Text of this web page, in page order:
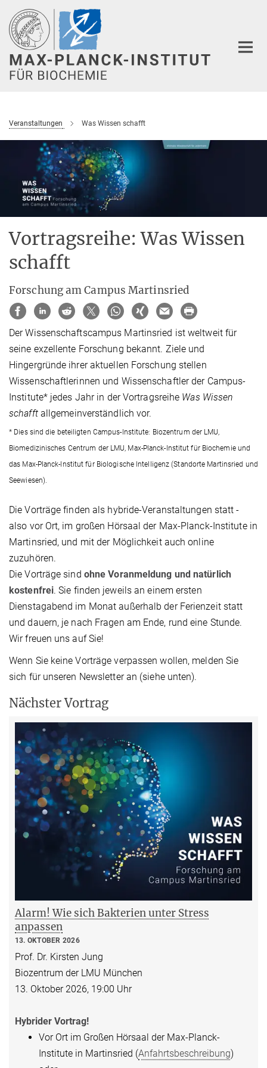
Hauptinhalt
Veranstaltungen Was Wissen schafft
Vortragsreihe: Was Wissen
schafft
Forschung am Campus Martinsried
Der Wissenschaftscampus Martinsried ist weltweit für
seine exzellente Forschung bekannt. Ziele und
Hingergründe ihrer aktuellen Forschung stellen
Wissenschaftlerinnen und Wissenschaftler der Campus-
Institute* jedes Jahr in der Vortragsreihe Was Wissen
schafftallgemeinverständlich vor.
* Dies sind die beteiligten Campus-Institute: Biozentrum der LMU,
Biomedizinisches Centrum der LMU, Max-Planck-Institut für Biochemie und
das Max-Planck-Institut für Biologische Intelligenz (Standorte Martinsried und
Seewiesen).
Die Vorträge finden als hybride-Veranstaltungen statt -
also vor Ort, im großen Hörsaal der Max-Planck-Institute in
Martinsried, und mit der Möglichkeit auch online
zuzuhören.
Die Vorträge sind ohne Voranmeldung und natürlich
kostenfrei. Sie finden jeweils an einem ersten
Dienstagabend im Monat außerhalb der Ferienzeit statt
und dauern, je nach Fragen am Ende, rund eine Stunde.
Wir freuen uns auf Sie!
Wenn Sie keine Vorträge verpassen wollen, melden Sie
sich für unseren Newsletter an (siehe unten).
Nächster Vortrag
Alarm! Wie sich Bakterien unter Stress
anpassen
13. OKTOBER 2026
Prof. Dr. Kirsten Jung
Biozentrum der LMU München
13. Oktober 2026, 19:00 Uhr
Hybrider Vortrag!
Vor Ort im Großen Hörsaal der Max-Planck-
Institute in Martinsried (Anfahrtsbeschreibung)